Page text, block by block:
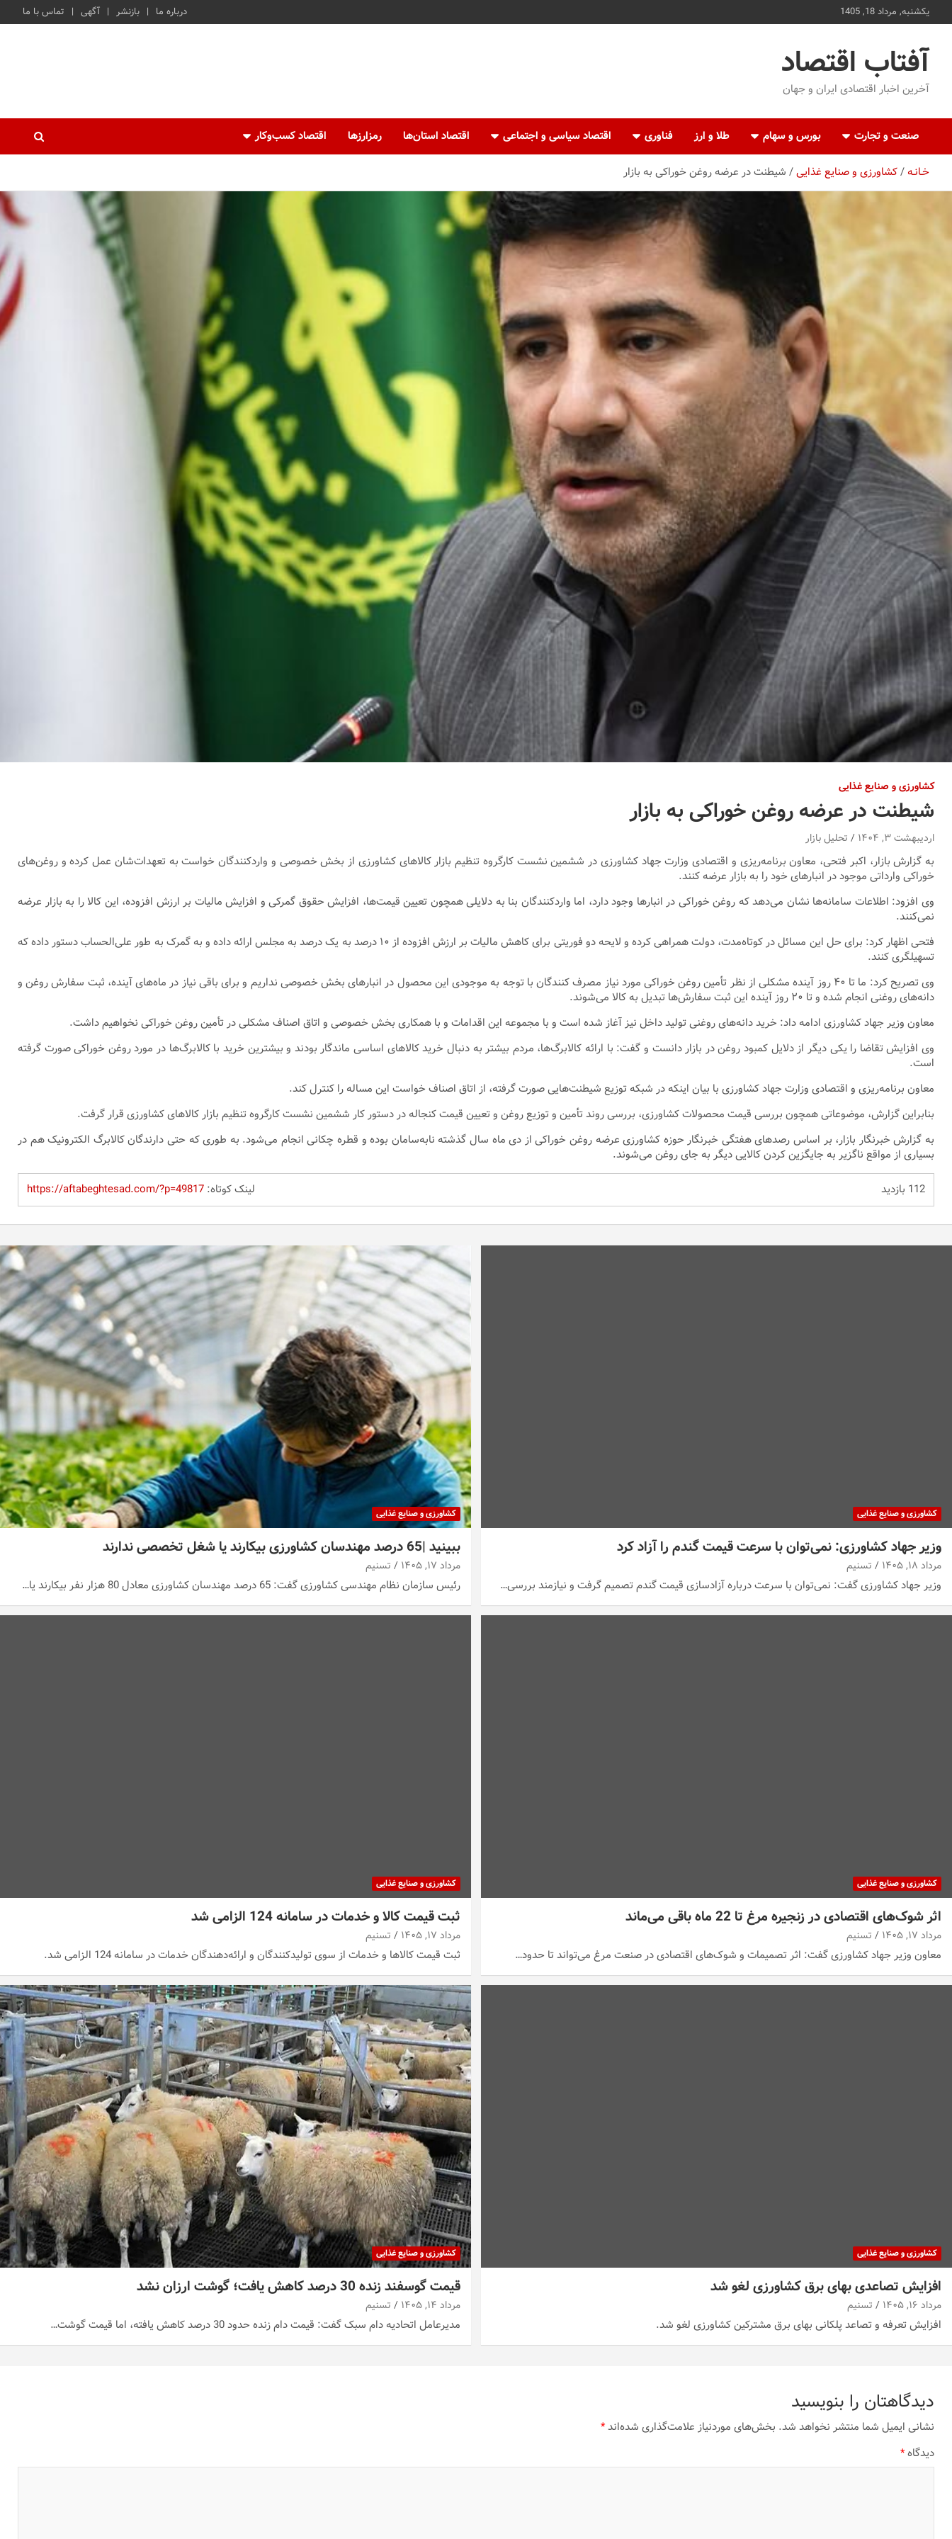
محتوا
یکشنبه, مرداد 18, 1405 درباره ما بازنشر آگهی تماس با ما
آفتاب اقتصاد
آخرین اخبار اقتصادی ایران و جهان
صنعت و تجارت بورس و سهام طلا و ارز فناوری اقتصاد سیاسی و اجتماعی اقتصاد استان‌ها رمزارزها اقتصاد کسب‌و‌کار
خـانـه کشاورزی و صنایع غذایی شیطنت‌ در عرضه روغن‌ خوراکی به بازار
کشاورزی و صنایع غذایی
شیطنت‌ در عرضه روغن‌ خوراکی به بازار
اردیبهشت ۳, ۱۴۰۴ تحلیل بازار
به گزارش بازار، اکبر فتحی، معاون برنامه‌ریزی و اقتصادی وزارت جهاد کشاورزی در ششمین نشست کارگروه تنظیم بازار کالاهای کشاورزی از بخش خصوصی و واردکنندگان خواست به تعهدات‌شان عمل کرده و روغن‌های
خوراکی وارداتی موجود در انبارهای خود را به بازار عرضه کنند.
وی افزود: اطلاعات سامانه‌ها نشان می‌دهد که روغن خوراکی در انبارها وجود دارد، اما واردکنندگان بنا به دلایلی همچون تعیین قیمت‌ها، افزایش حقوق گمرکی و افزایش مالیات بر ارزش افزوده، این کالا را به بازار عرضه
نمی‌کنند.
فتحی اظهار کرد: برای حل این مسائل در کوتاه‌مدت، دولت همراهی کرده و لایحه دو فوریتی برای کاهش مالیات بر ارزش افزوده از ۱۰ درصد به یک درصد به مجلس ارائه داده و به گمرک به طور علی‌الحساب دستور داده که
تسهیلگری کنند.
وی تصریح کرد: ما تا ۴۰ روز آینده مشکلی از نظر تأمین روغن خوراکی مورد نیاز مصرف کنندگان با توجه به موجودی این محصول در انبارهای بخش خصوصی نداریم و برای باقی نیاز در ماه‌های آینده، ثبت سفارش روغن و
دانه‌های روغنی انجام شده و تا ۲۰ روز آینده این ثبت سفارش‌ها تبدیل به کالا می‌شوند.
معاون وزیر جهاد کشاورزی ادامه داد: خرید دانه‌های روغنی تولید داخل نیز آغاز شده است و با مجموعه این اقدامات و با همکاری بخش خصوصی و اتاق اصناف مشکلی در تأمین روغن خوراکی نخواهیم داشت.
وی افزایش تقاضا را یکی دیگر از دلایل کمبود روغن در بازار دانست و گفت: با ارائه کالابرگ‌ها، مردم بیشتر به دنبال خرید کالاهای اساسی ماندگار بودند و بیشترین خرید با کالابرگ‌ها در مورد روغن خوراکی صورت گرفته
است.
معاون برنامه‌ریزی و اقتصادی وزارت جهاد کشاورزی با بیان اینکه در شبکه توزیع شیطنت‌هایی صورت گرفته، از اتاق اصناف خواست این مساله را کنترل کند.
بنابراین گزارش، موضوعاتی همچون بررسی قیمت محصولات کشاورزی، بررسی روند تأمین و توزیع روغن و تعیین قیمت کنجاله در دستور کار ششمین نشست کارگروه تنظیم بازار کالاهای کشاورزی قرار گرفت.
به گزارش خبرنگار بازار، بر اساس رصدهای هفتگی خبرنگار حوزه کشاورزی عرضه روغن خوراکی از دی ماه سال گذشته نابه‌سامان بوده و قطره چکانی انجام می‌شود. به طوری که حتی دارندگان کالابرگ الکترونیک هم در
بسیاری از مواقع ناگزیر به جایگزین کردن کالایی دیگر به جای روغن می‌شوند.
112 بازدید لینک کوتاه: https://aftabeghtesad.com/?p=49817
کشاورزی و صنایع غذایی
وزیر جهاد کشاورزی: نمی‌توان با سرعت قیمت گندم را آزاد کرد
مرداد ۱۸, ۱۴۰۵ تسنیم
وزیر جهاد کشاورزی گفت: نمی‌توان با سرعت درباره آزادسازی قیمت گندم تصمیم گرفت و نیازمند بررسی…
کشاورزی و صنایع غذایی
ببینید |65 درصد مهندسان کشاورزی بیکارند یا شغل تخصصی ندارند
مرداد ۱۷, ۱۴۰۵ تسنیم
رئیس سازمان نظام مهندسی کشاورزی گفت: 65 درصد مهندسان کشاورزی معادل 80 هزار نفر بیکارند یا…
کشاورزی و صنایع غذایی
اثر شوک‌های اقتصادی در زنجیره مرغ تا 22 ماه باقی می‌ماند
مرداد ۱۷, ۱۴۰۵ تسنیم
معاون وزیر جهاد کشاورزی گفت: اثر تصمیمات و شوک‌های اقتصادی در صنعت مرغ می‌تواند تا حدود…
کشاورزی و صنایع غذایی
ثبت قیمت کالا و خدمات در سامانه 124 الزامی شد
مرداد ۱۷, ۱۴۰۵ تسنیم
ثبت قیمت کالاها و خدمات از سوی تولیدکنندگان و ارائه‌دهندگان خدمات در سامانه 124 الزامی شد.
کشاورزی و صنایع غذایی
افزایش تصاعدی بهای برق کشاورزی لغو شد
مرداد ۱۶, ۱۴۰۵ تسنیم
افزایش تعرفه و تصاعد پلکانی بهای برق مشترکین کشاورزی لغو شد.
کشاورزی و صنایع غذایی
قیمت گوسفند زنده 30 درصد کاهش یافت؛ گوشت ارزان نشد
مرداد ۱۴, ۱۴۰۵ تسنیم
مدیرعامل اتحادیه دام سبک گفت: قیمت دام زنده حدود 30 درصد کاهش یافته، اما قیمت گوشت…
دیدگاهتان را بنویسید
نشانی ایمیل شما منتشر نخواهد شد. بخش‌های موردنیاز علامت‌گذاری شده‌اند*
دیدگاه*